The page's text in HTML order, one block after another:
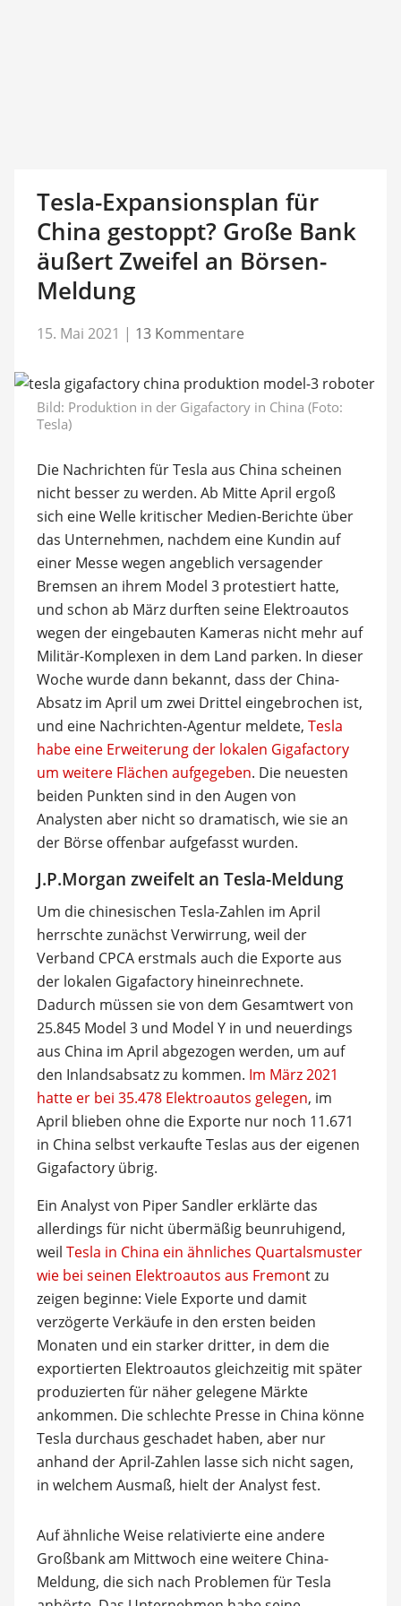
Tesla-Expansionsplan für
China gestoppt? Große Bank
äußert Zweifel an Börsen-
Meldung
15. Mai 2021 | 13 Kommentare
Bild: Produktion in der Gigafactory in China (Foto:
Tesla)
Die Nachrichten für Tesla aus China scheinen
nicht besser zu werden. Ab Mitte April ergoß
sich eine Welle kritischer Medien-Berichte über
das Unternehmen, nachdem eine Kundin auf
einer Messe wegen angeblich versagender
Bremsen an ihrem Model 3 protestiert hatte,
und schon ab März durften seine Elektroautos
wegen der eingebauten Kameras nicht mehr auf
Militär-Komplexen in dem Land parken. In dieser
Woche wurde dann bekannt, dass der China-
Absatz im April um zwei Drittel eingebrochen ist,
und eine Nachrichten-Agentur meldete, Tesla
habe eine Erweiterung der lokalen Gigafactory
um weitere Flächen aufgegeben. Die neuesten
beiden Punkten sind in den Augen von
Analysten aber nicht so dramatisch, wie sie an
der Börse offenbar aufgefasst wurden.
J.P.Morgan zweifelt an Tesla-Meldung
Um die chinesischen Tesla-Zahlen im April
herrschte zunächst Verwirrung, weil der
Verband CPCA erstmals auch die Exporte aus
der lokalen Gigafactory hineinrechnete.
Dadurch müssen sie von dem Gesamtwert von
25.845 Model 3 und Model Y in und neuerdings
aus China im April abgezogen werden, um auf
den Inlandsabsatz zu kommen. Im März 2021
hatte er bei 35.478 Elektroautos gelegen, im
April blieben ohne die Exporte nur noch 11.671
in China selbst verkaufte Teslas aus der eigenen
Gigafactory übrig.
Ein Analyst von Piper Sandler erklärte das
allerdings für nicht übermäßig beunruhigend,
weil Tesla in China ein ähnliches Quartalsmuster
wie bei seinen Elektroautos aus Fremont zu
zeigen beginne: Viele Exporte und damit
verzögerte Verkäufe in den ersten beiden
Monaten und ein starker dritter, in dem die
exportierten Elektroautos gleichzeitig mit später
produzierten für näher gelegene Märkte
ankommen. Die schlechte Presse in China könne
Tesla durchaus geschadet haben, aber nur
anhand der April-Zahlen lasse sich nicht sagen,
in welchem Ausmaß, hielt der Analyst fest.
Auf ähnliche Weise relativierte eine andere
Großbank am Mittwoch eine weitere China-
Meldung, die sich nach Problemen für Tesla